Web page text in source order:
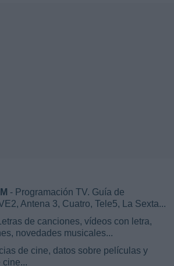
- Programación TV. Guía de
Antena 3, Cuatro, Tele5, La Sexta...
de canciones, vídeos con letra,
novedades musicales...
de cine, datos sobre películas y
cine...